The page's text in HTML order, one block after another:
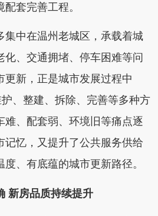
套完善工程。
中在温州老城区，承载着城
化、交通拥堵、停车困难等问
更新，正是城市发展过程中
护、整建、拆除、完善等多种方
难、配套弱、环境旧等痛点逐
记忆，又提升了公共服务供给
、有底蕴的城市更新路径。
新房品质持续提升